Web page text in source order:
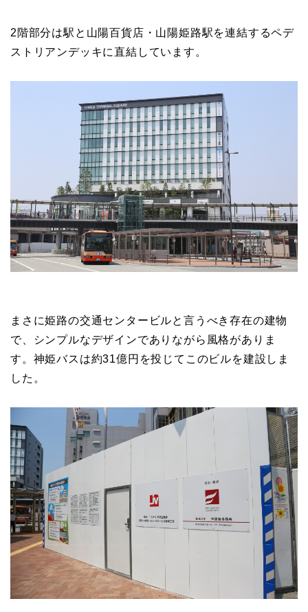
2階部分は駅と山陽百貨店・山陽姫路駅を連結するペデ
ストリアンデッキに直結しています。
まさに姫路の交通センタービルと言うべき存在の建物
で、シンプルなデザインでありながら風格がありま
す。神姫バスは約31億円を投じてこのビルを建設しま
した。